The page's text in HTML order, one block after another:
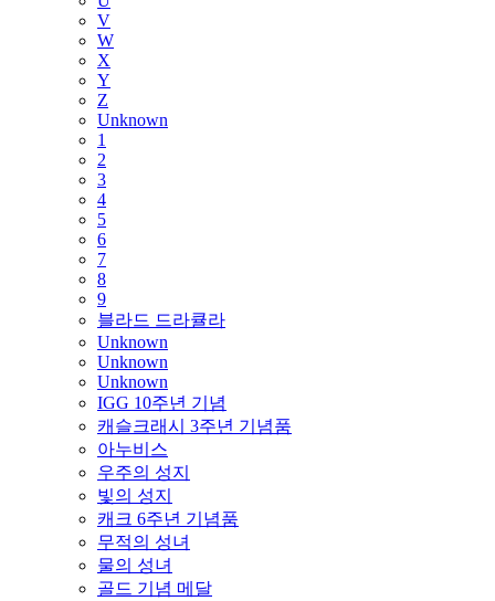
V
W
X
Y
Z
Unknown
1
2
3
4
5
6
7
8
9
블라드 드라큘라
Unknown
Unknown
Unknown
IGG 10주년 기념
캐슬크래시 3주년 기념품
아누비스
우주의 성지
빛의 성지
캐크 6주년 기념품
무적의 성녀
물의 성녀
골드 기념 메달